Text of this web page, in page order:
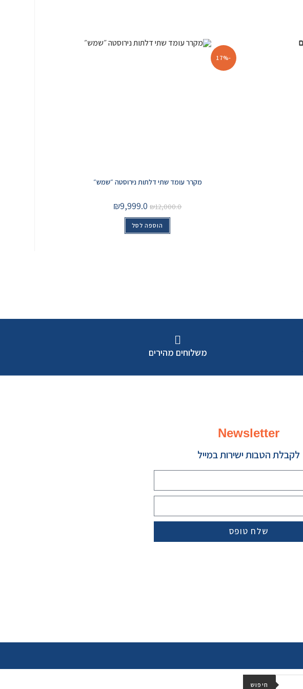
-17%
מקרר עומד שתי דלתות נירוסטה ״שמש״
₪12,000.0
₪9,999.0
הוספה לסל
משלוחים מהירים
Newsletter
לקבלת הטבות ישירות במייל
שלח טופס
חיפוש